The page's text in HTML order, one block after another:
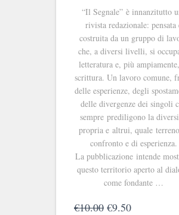
“Il Segnale” è innanzitutto
rivista redazionale: pensata
costruita da un gruppo di
che, a diversi livelli, si
letteratura e, più
scrittura. Un lavoro comune,
delle esperienze, degli
delle divergenze dei singoli
sempre prediligono la
propria e altrui, quale
confronto e di esperienza.
La pubblicazione intende
questo territorio aperto al
come fondante …
€10.00 Il
€9.50Il